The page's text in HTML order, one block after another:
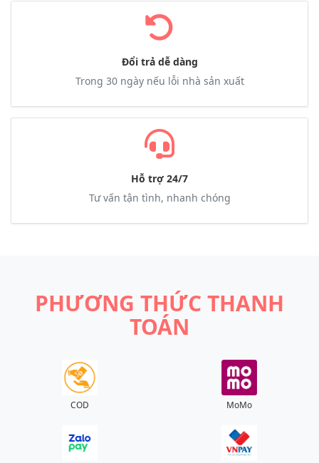
Đổi trả dễ dàng
Trong 30 ngày nếu lỗi nhà sản xuất
Hỗ trợ 24/7
Tư vấn tận tình, nhanh chóng
PHƯƠNG THỨC THANH
TOÁN
COD MoMo